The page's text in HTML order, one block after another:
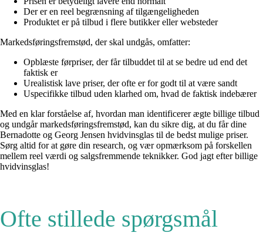
Der er en reel begrænsning af tilgængeligheden
Produktet er på tilbud i flere butikker eller websteder
Markedsføringsfremstød, der skal undgås, omfatter:
Opblæste førpriser, der får tilbuddet til at se bedre ud end det
faktisk er
Urealistisk lave priser, der ofte er for godt til at være sandt
Uspecifikke tilbud uden klarhed om, hvad de faktisk indebærer
Med en klar forståelse af, hvordan man identificerer ægte billige tilbud
og undgår markedsføringsfremstød, kan du sikre dig, at du får dine
Bernadotte og Georg Jensen hvidvinsglas til de bedst mulige priser.
Sørg altid for at gøre din research, og vær opmærksom på forskellen
mellem reel værdi og salgsfremmende teknikker. God jagt efter billige
hvidvinsglas!
Ofte stillede spørgsmål